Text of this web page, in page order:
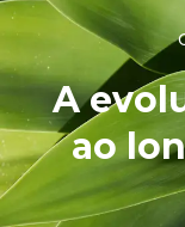
A
ao